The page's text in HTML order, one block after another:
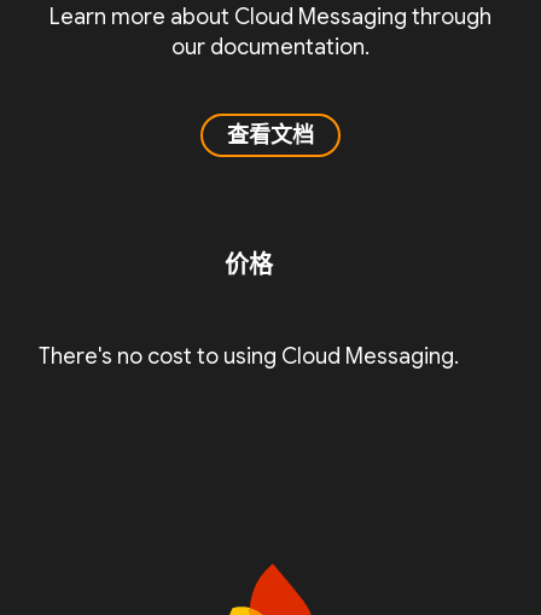
Learn more about Cloud Messaging through
our documentation.
查看文档
价格
There's no cost to using Cloud Messaging.